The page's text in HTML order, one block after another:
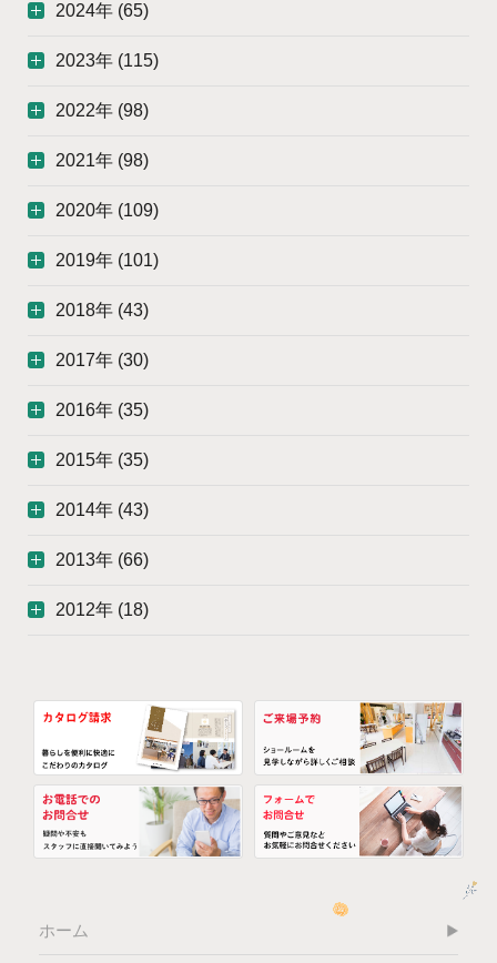
2024年 (65)
2023年 (115)
2022年 (98)
2021年 (98)
2020年 (109)
2019年 (101)
2018年 (43)
2017年 (30)
2016年 (35)
2015年 (35)
2014年 (43)
2013年 (66)
2012年 (18)
ホーム